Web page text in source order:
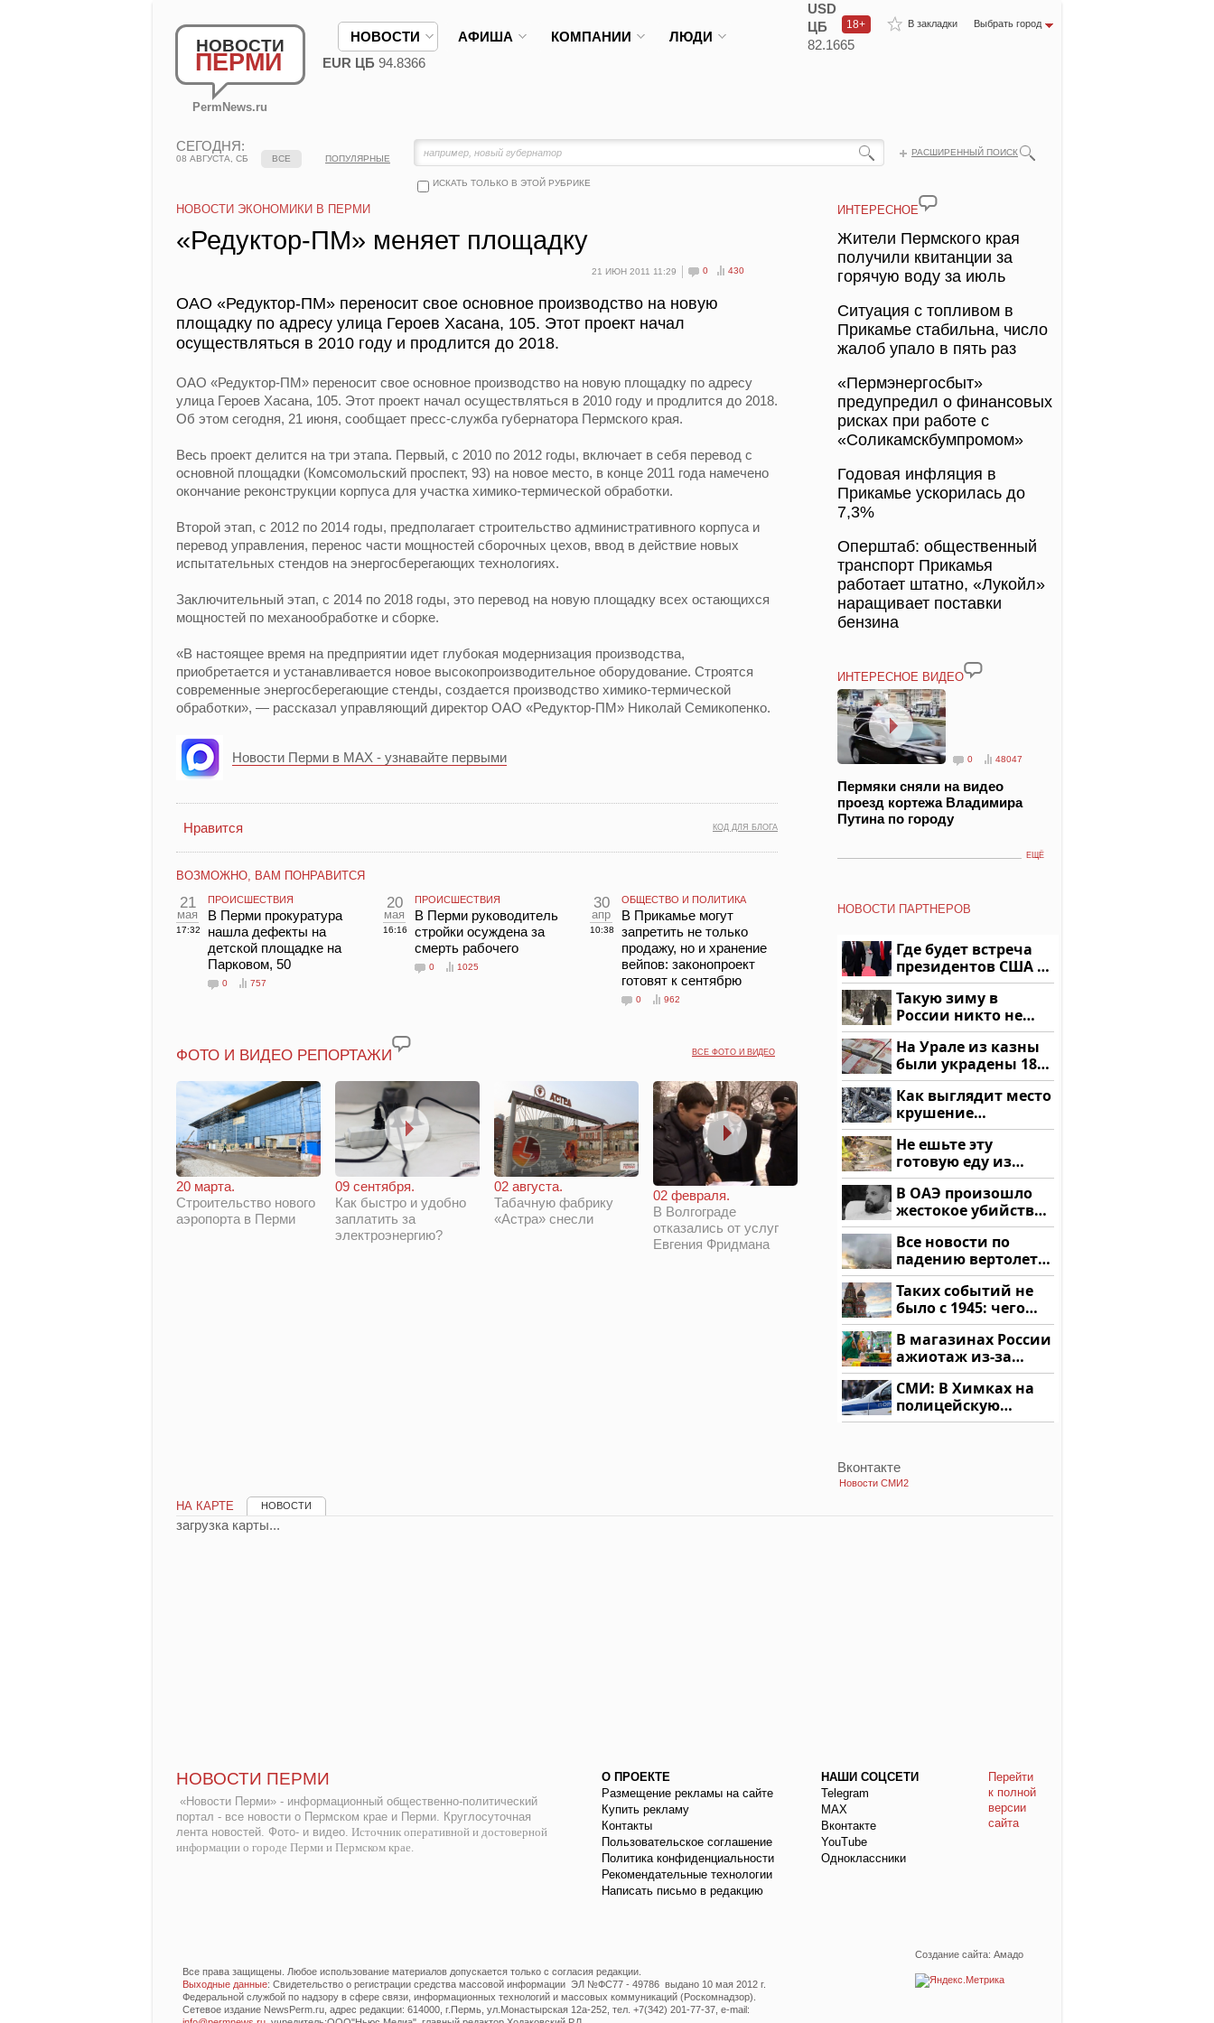
НОВОСТИ
ПЕРМИ
PermNews.ru
В закладки Выбрать город
18+
НОВОСТИ АФИША КОМПАНИИ ЛЮДИ
USD
ЦБ
82.1665
EUR ЦБ 94.8366
СЕГОДНЯ:
08 АВГУСТА, СБ
РАСШИРЕННЫЙ ПОИСК
ИСКАТЬ ТОЛЬКО В ЭТОЙ РУБРИКЕ
ВСЕ ПОПУЛЯРНЫЕ
НОВОСТИ ЭКОНОМИКИ В ПЕРМИ
«Редуктор-ПМ» меняет площадку
21 ИЮН 2011 11:29 0 430
ОАО «Редуктор-ПМ» переносит свое основное производство на новую
площадку по адресу улица Героев Хасана, 105. Этот проект начал
осуществляться в 2010 году и продлится до 2018.
ОАО «Редуктор-ПМ» переносит свое основное производство на новую площадку по адресу
улица Героев Хасана, 105. Этот проект начал осуществляться в 2010 году и продлится до 2018.
Об этом сегодня, 21 июня, сообщает пресс-служба губернатора Пермского края.
Весь проект делится на три этапа. Первый, с 2010 по 2012 годы, включает в себя перевод с
основной площадки (Комсомольский проспект, 93) на новое место, в конце 2011 года намечено
окончание реконструкции корпуса для участка химико-термической обработки.
Второй этап, с 2012 по 2014 годы, предполагает строительство административного корпуса и
перевод управления, перенос части мощностей сборочных цехов, ввод в действие новых
испытательных стендов на энергосберегающих технологиях.
Заключительный этап, с 2014 по 2018 годы, это перевод на новую площадку всех остающихся
мощностей по механообработке и сборке.
«В настоящее время на предприятии идет глубокая модернизация производства,
приобретается и устанавливается новое высокопроизводительное оборудование. Строятся
современные энергосберегающие стенды, создается производство химико-термической
обработки», — рассказал управляющий директор ОАО «Редуктор-ПМ» Николай Семикопенко.
Новости Перми в MAX - узнавайте первыми
КОД ДЛЯ БЛОГА
Нравится
ВОЗМОЖНО, ВАМ ПОНРАВИТСЯ
21
мая
17:32
ПРОИСШЕСТВИЯ
В Перми прокуратура
нашла дефекты на
детской площадке на
Парковом, 50
0 757
20
мая
16:16
ПРОИСШЕСТВИЯ
В Перми руководитель
стройки осуждена за
смерть рабочего
0 1025
30
апр
10:38
ОБЩЕСТВО И ПОЛИТИКА
В Прикамье могут
запретить не только
продажу, но и хранение
вейпов: законопроект
готовят к сентябрю
0 962
ВСЕ ФОТО И ВИДЕО
ФОТО И ВИДЕО РЕПОРТАЖИ
20 марта.
Строительство нового
аэропорта в Перми
09 сентября.
Как быстро и удобно
заплатить за
электроэнергию?
02 августа.
Табачную фабрику
«Астра» снесли
02 февраля.
В Волгограде
отказались от услуг
Евгения Фридмана
ИНТЕРЕСНОЕ
Жители Пермского края
получили квитанции за
горячую воду за июль
Ситуация с топливом в
Прикамье стабильна, число
жалоб упало в пять раз
«Пермэнергосбыт»
предупредил о финансовых
рисках при работе с
«Соликамскбумпромом»
Годовая инфляция в
Прикамье ускорилась до
7,3%
Оперштаб: общественный
транспорт Прикамья
работает штатно, «Лукойл»
наращивает поставки
бензина
ИНТЕРЕСНОЕ ВИДЕО
0 48047
Пермяки сняли на видео
проезд кортежа Владимира
Путина по городу
ЕЩЁ
НОВОСТИ ПАРТНЕРОВ
Где будет встреча
президентов США и
России: Европа?
Такую зиму в
России никто не
ждал: как так?!
На Урале из казны
были украдены 18
миллионов рублей
Как выглядит место
крушение
вертолета на
Кавказе: смотреть
Не ешьте эту
готовую еду из
магазина: список
В ОАЭ произошло
жестокое убийство
криптомиллионера
Все новости по
падению вертолета
на Кавказе: читать
здесь
Таких событий не
было с 1945: чего
ждать всем нам?
В магазинах России
ажиотаж из-за
этого продукта: что
купить?
СМИ: В Химках на
полицейскую
машину напали и
Вконтакте
Новости СМИ2
НА КАРТЕ НОВОСТИ
загрузка карты...
НОВОСТИ ПЕРМИ
«Новости Перми» - информационный общественно-политический
портал - все новости о Пермском крае и Перми. Круглосуточная
лента новостей. Фото- и видео. Источник оперативной и достоверной
информации о городе Перми и Пермском крае.
О ПРОЕКТЕ
Размещение рекламы на сайте
Купить рекламу
Контакты
Пользовательское соглашение
Политика конфиденциальности
Рекомендательные технологии
Написать письмо в редакцию
НАШИ СОЦСЕТИ
Telegram
МАХ
Вконтакте
YouTube
Одноклассники
Перейти
к полной
версии
сайта
Создание сайта: Амадо
Все права защищены. Любое использование материалов допускается только с согласия редакции.
Выходные данные: Свидетельство о регистрации средства массовой информации ЭЛ №ФС77 - 49786 выдано 10 мая 2012 г.
Федеральной службой по надзору в сфере связи, информационных технологий и массовых коммуникаций (Роскомнадзор).
Сетевое издание NewsPerm.ru, адрес редакции: 614000, г.Пермь, ул.Монастырская 12а-252, тел. +7(342) 201-77-37, e-mail: